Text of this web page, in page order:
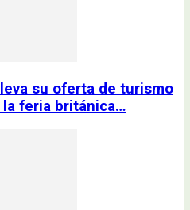
su oferta de turismo
feria británica…